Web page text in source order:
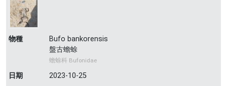
物種
Bufo bankorensis
盤古蟾蜍
蟾蜍科 Bufonidae
日期
2023-10-25